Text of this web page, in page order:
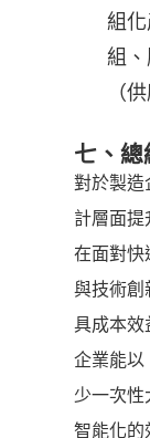
組
組
（
七、總
對於製造
計層面提
在面對快
與技術創
具成本效
企業能以
少一次性
智能化的